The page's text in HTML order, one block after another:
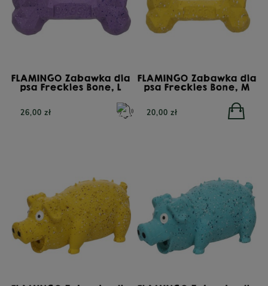
FLAMINGO Zabawka dla
psa Freckles Bone, L
26,00 zł
FLAMINGO Zabawka dla
psa Freckles Bone, M
20,00 zł